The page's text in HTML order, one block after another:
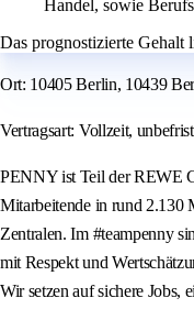
Handel, sowie
Das prognostizierte Gehalt
Ort: 10405 Berlin, 10439
Vertragsart: Vollzeit,
PENNY ist Teil der REWE
Mitarbeitende in rund 2.130
Zentralen. Im #teampenny
mit Respekt und
Wir setzen auf sichere Jobs,